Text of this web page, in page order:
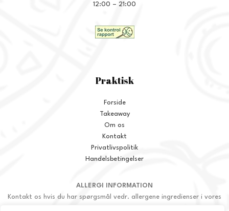
12:00 – 21:00
Praktisk
Forside
Takeaway
Om os
Kontakt
Privatlivspolitik
Handelsbetingelser
ALLERGI INFORMATION
Kontakt os hvis du har spørgsmål vedr. allergene ingredienser i vores